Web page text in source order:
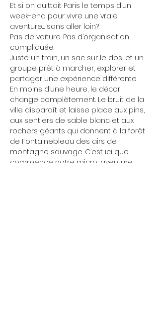
Et si on quittait Paris le temps d’un
week-end pour vivre une vraie
aventure… sans aller loin?
Pas de voiture. Pas d’organisation
compliquée.
Juste un train, un sac sur le dos, et un
groupe prêt à marcher, explorer et
partager une expérience différente.
En moins d’une heure, le décor
change complètement. Le bruit de la
ville disparaît et laisse place aux pins,
aux sentiers de sable blanc et aux
rochers géants qui donnent à la forêt
de Fontainebleau des airs de
montagne sauvage. C’est ici que
commence notre micro-aventure.